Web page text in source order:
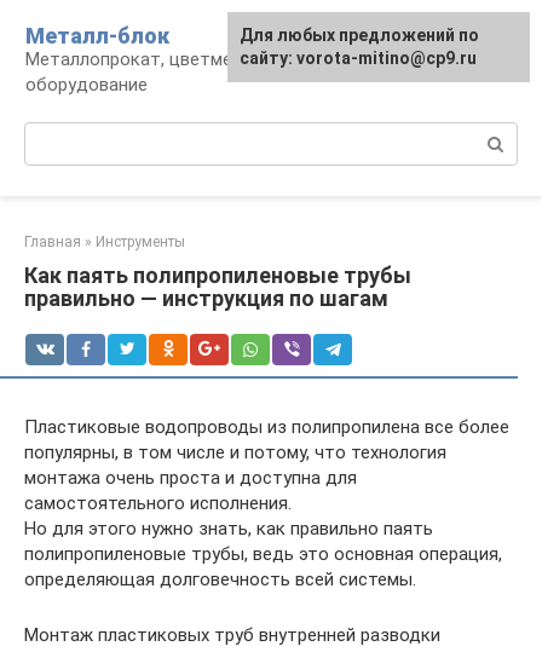
контенту
Металл-блок
Металлопрокат, цветмет, обработка и
оборудование
Главная » Инструменты
Как паять полипропиленовые трубы
правильно — инструкция по шагам
Пластиковые водопроводы из полипропилена все более
популярны, в том числе и потому, что технология
монтажа очень проста и доступна для
самостоятельного исполнения.
Но для этого нужно знать, как правильно паять
полипропиленовые трубы, ведь это основная операция,
определяющая долговечность всей системы.
Монтаж пластиковых труб внутренней разводки
Для любых предложений по
сайту: vorota-mitino@cp9.ru